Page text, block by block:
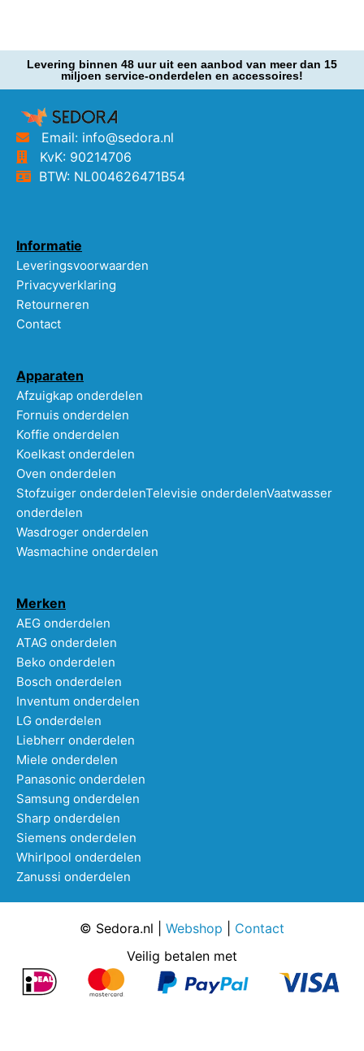
Levering binnen 48 uur uit een aanbod van meer dan 15
miljoen service-onderdelen en accessoires!
Email: info@sedora.nl
KvK: 90214706
BTW: NL004626471B54
Informatie
Leveringsvoorwaarden
Privacyverklaring
Retourneren
Contact
Apparaten
Afzuigkap onderdelen
Fornuis onderdelen
Koffie onderdelen
Koelkast onderdelen
Oven onderdelen
Stofzuiger onderdelenTelevisie onderdelenVaatwasser
onderdelen
Wasdroger onderdelen
Wasmachine onderdelen
Merken
AEG onderdelen
ATAG onderdelen
Beko onderdelen
Bosch onderdelen
Inventum onderdelen
LG onderdelen
Liebherr onderdelen
Miele onderdelen
Panasonic onderdelen
Samsung onderdelen
Sharp onderdelen
Siemens onderdelen
Whirlpool onderdelen
Zanussi onderdelen
© Sedora.nl | Webshop
Contact
Veilig betalen met